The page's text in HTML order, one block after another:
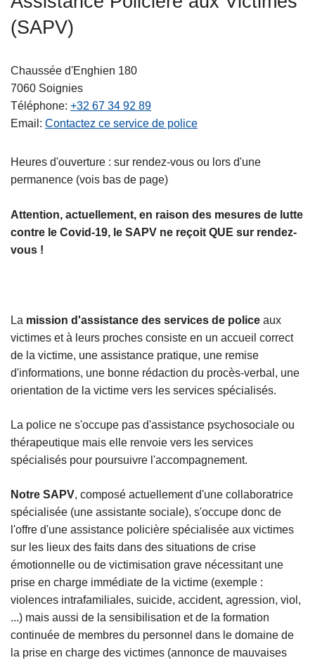
(SAPV)
Chaussée d'Enghien 180
7060 Soignies
Téléphone +32 67 34 92 89
Email
Contactez ce service de police
Heures d'ouverture : sur rendez-vous ou lors d'une
permanence (vois bas de page)
Attention, actuellement, en raison des mesures de lutte
contre le Covid-19, le SAPV ne reçoit QUE sur rendez-
vous !
La mission d'assistance des services de police aux
victimes et à leurs proches consiste en un accueil correct
de la victime, une assistance pratique, une remise
d'informations, une bonne rédaction du procès-verbal, une
orientation de la victime vers les services spécialisés.
La police ne s'occupe pas d'assistance psychosociale ou
thérapeutique mais elle renvoie vers les services
spécialisés pour poursuivre l'accompagnement.
Notre SAPV, composé actuellement d'une collaboratrice
spécialisée (une assistante sociale), s'occupe donc de
l'offre d'une assistance policière spécialisée aux victimes
sur les lieux des faits dans des situations de crise
émotionnelle ou de victimisation grave nécessitant une
prise en charge immédiate de la victime (exemple :
violences intrafamiliales, suicide, accident, agression, viol,
...) mais aussi de la sensibilisation et de la formation
continuée de membres du personnel dans le domaine de
la prise en charge des victimes (annonce de mauvaises